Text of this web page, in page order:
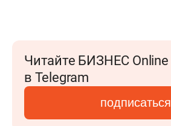
Читайте БИЗНЕС Online
в Telegram
подписаться